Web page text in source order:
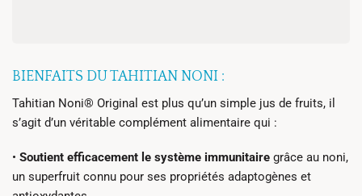
BIENFAITS DU TAHITIAN NONI :
Tahitian Noni® Original est plus qu’un simple jus de fruits, il
s’agit d’un véritable complément alimentaire qui :
• Soutient efficacement le système immunitaire grâce au noni,
un superfruit connu pour ses propriétés adaptogènes et